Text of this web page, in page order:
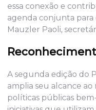
essa conexão e
agenda conjunta para
Mauzler Paoli,
A segunda edição do
amplia seu alcance
políticas públicas